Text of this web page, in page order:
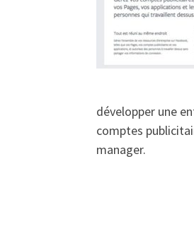
développer une
comptes
manager.